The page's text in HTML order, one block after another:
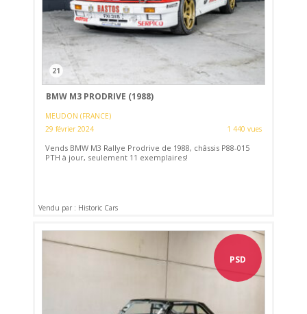
21
BMW M3 PRODRIVE (1988)
MEUDON (FRANCE)
29 février 2024
1 440 vues
Vends BMW M3 Rallye Prodrive de 1988, châssis P88-015
PTH à jour, seulement 11 exemplaires!
Vendu par : Historic Cars
PSD